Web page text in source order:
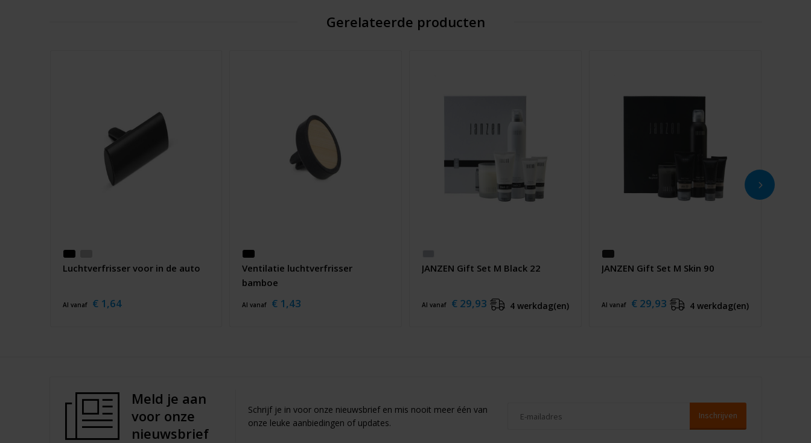
Gerelateerde producten
Luchtverfrisser voor in de auto
Al vanaf € 1,64
Ventilatie luchtverfrisser
bamboe
Al vanaf € 1,43
JANZEN Gift Set M Black 22
Al vanaf € 29,93 4 werkdag(en)
JANZEN Gift Set M Skin 90
Al vanaf € 29,93 4 werkdag(en)
Meld je aan
voor onze
nieuwsbrief
Schrijf je in voor onze nieuwsbrief en mis nooit meer één van
onze leuke aanbiedingen of updates.